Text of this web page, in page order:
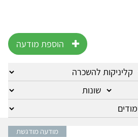
הוספת מודעה
מודעה מודגשת